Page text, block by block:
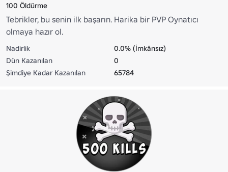
100 Öldürme
Tebrikler, bu senin ilk başarın. Harika bir PVP Oynatıcı
olmaya hazır ol.
Nadirlik
0.0% (İmkânsız)
Dün Kazanılan
0
Şimdiye Kadar Kazanılan
65784